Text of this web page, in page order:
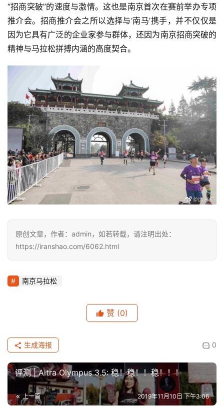
“招商突破”的速度与激情。这也是南京首次在赛前举办专项
推介会。招商推介会之所以选择与‘南马’携手，并不仅仅是
因为它具有广泛的企业家参与群体，还因为南京招商突破的
精神与马拉松拼搏内涵的高度契合。
原创文章，作者：admin，如若转载，请注明出处：
https://iranshao.com/6062.html
南京马拉松
赞 (0)
0
生成海报
评测 | Altra Olympus 3.5: 稳！稳！！稳！！！
上一篇 2019年11月10日 下午3:06